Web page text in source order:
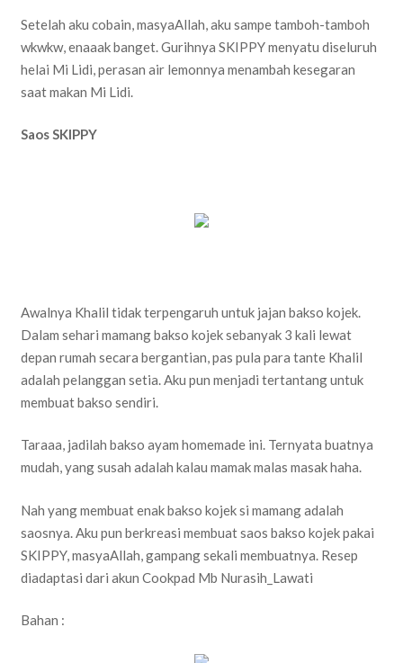
Setelah aku cobain, masyaAllah, aku sampe tamboh-tamboh
wkwkw, enaaak banget. Gurihnya SKIPPY menyatu diseluruh
helai Mi Lidi, perasan air lemonnya menambah kesegaran
saat makan Mi Lidi.
Saos SKIPPY
Awalnya Khalil tidak terpengaruh untuk jajan bakso kojek.
Dalam sehari mamang bakso kojek sebanyak 3 kali lewat
depan rumah secara bergantian, pas pula para tante Khalil
adalah pelanggan setia. Aku pun menjadi tertantang untuk
membuat bakso sendiri.
Taraaa, jadilah bakso ayam homemade ini. Ternyata buatnya
mudah, yang susah adalah kalau mamak malas masak haha.
Nah yang membuat enak bakso kojek si mamang adalah
saosnya. Aku pun berkreasi membuat saos bakso kojek pakai
SKIPPY, masyaAllah, gampang sekali membuatnya. Resep
diadaptasi dari akun Cookpad Mb Nurasih_Lawati
Bahan :